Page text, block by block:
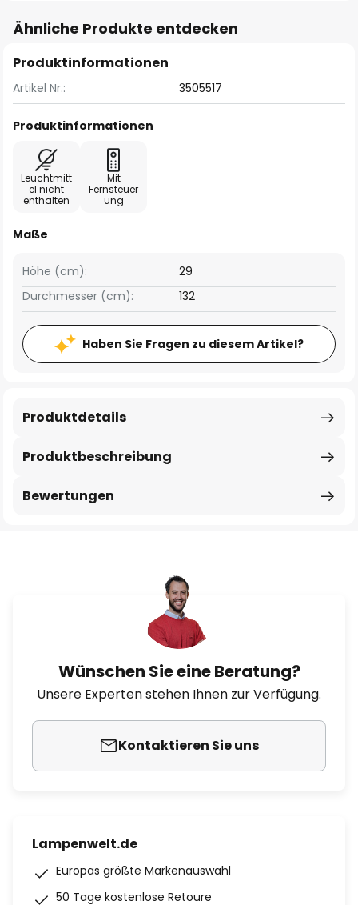
Ähnliche Produkte entdecken
Produktinformationen
Artikel Nr.: 3505517
Produktinformationen
Leuchtmitt
el nicht
enthalten
Mit
Fernsteuer
ung
Maße
Höhe (cm):
29
Durchmesser (cm):
132
Haben Sie Fragen zu diesem Artikel?
Produktbeschreibung
Produktdetails
Bewertungen
Wünschen Sie eine Beratung?
Unsere Experten stehen Ihnen zur Verfügung.
Kontaktieren Sie uns
Lampenwelt.de
Europas größte Markenauswahl
50 Tage kostenlose Retoure